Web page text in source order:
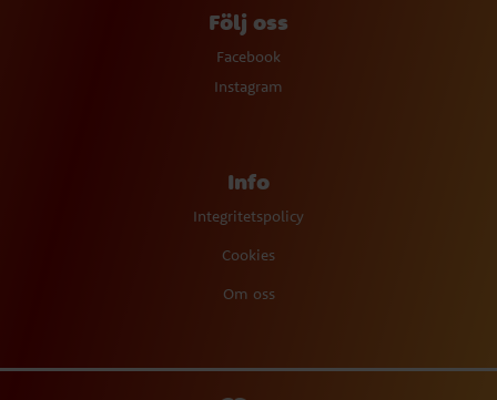
Följ oss
Facebook
Instagram
Info
Integritetspolicy
Cookies
Om oss